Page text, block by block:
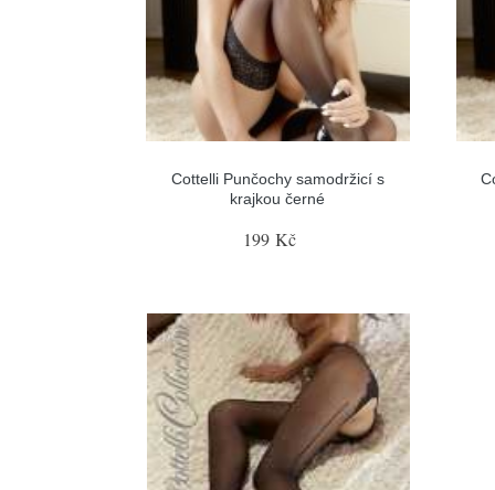
Cottelli Punčochy samodržicí s
krajkou černé
199 Kč